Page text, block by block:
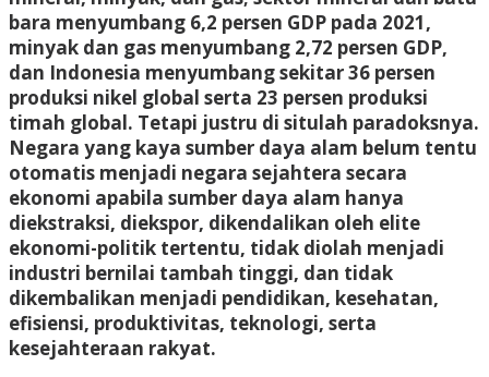
bara menyumbang 6,2 persen GDP pada 2021,
minyak dan gas menyumbang 2,72 persen GDP,
dan Indonesia menyumbang sekitar 36 persen
produksi nikel global serta 23 persen produksi
timah global. Tetapi justru di situlah paradoksnya.
Negara yang kaya sumber daya alam belum tentu
otomatis menjadi negara sejahtera secara
ekonomi apabila sumber daya alam hanya
diekstraksi, diekspor, dikendalikan oleh elite
ekonomi-politik tertentu, tidak diolah menjadi
industri bernilai tambah tinggi, dan tidak
dikembalikan menjadi pendidikan, kesehatan,
efisiensi, produktivitas, teknologi, serta
kesejahteraan rakyat.